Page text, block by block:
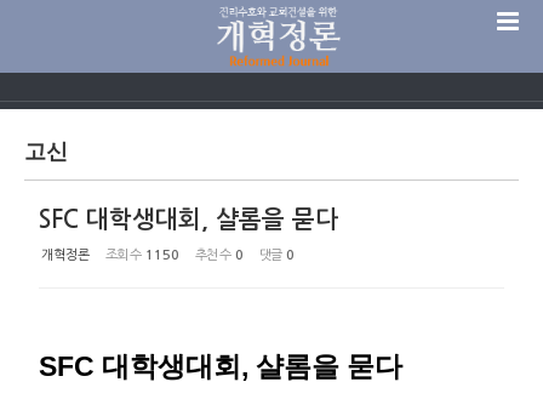
고신
SFC 대학생대회, 샬롬을 묻다
개혁정론 조회 수 1150 추천 수 0 댓글 0
SFC 대학생대회, 샬롬을 묻다
Sketchbook5, 스케치북5
Sketchbook5, 스케치북5